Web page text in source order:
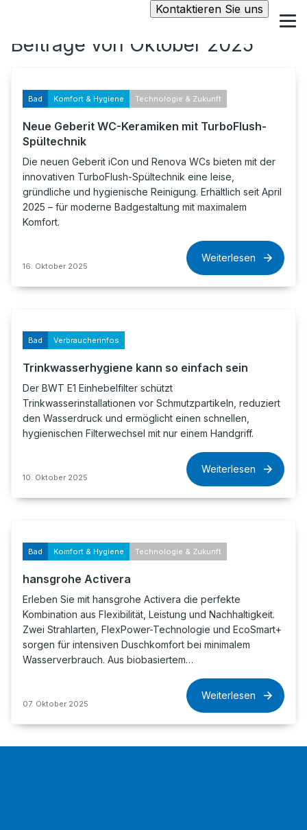
Kontaktieren Sie uns
Beiträge von Oktober 2025
Bad Komfort & Hygiene Technologie & Zukunft
Neue Geberit WC-Keramiken mit TurboFlush-
Spültechnik
Die neuen Geberit iCon und Renova WCs bieten mit der
innovativen TurboFlush-Spültechnik eine leise,
gründliche und hygienische Reinigung. Erhältlich seit April
2025 – für moderne Badgestaltung mit maximalem
Komfort.
16. Oktober 2025
Weiterlesen
Bad Verbraucherinfos
Trinkwasserhygiene kann so einfach sein
Der BWT E1 Einhebelfilter schützt
Trinkwasserinstallationen vor Schmutzpartikeln, reduziert
den Wasserdruck und ermöglicht einen schnellen,
hygienischen Filterwechsel mit nur einem Handgriff.
10. Oktober 2025
Weiterlesen
Bad Komfort & Hygiene Technologie & Zukunft
hansgrohe Activera
Erleben Sie mit hansgrohe Activera die perfekte
Kombination aus Flexibilität, Leistung und Nachhaltigkeit.
Zwei Strahlarten, FlexPower-Technologie und EcoSmart+
sorgen für intensiven Duschkomfort bei minimalem
Wasserverbrauch. Aus biobasiertem…
07. Oktober 2025
Weiterlesen